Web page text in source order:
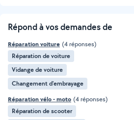
Répond à vos demandes de
Réparation voiture (4 réponses)
Réparation de voiture
Vidange de voiture
Changement d'embrayage
Réparation vélo - moto (4 réponses)
Réparation de scooter